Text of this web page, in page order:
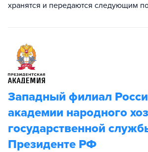
хранятся и передаются следующим
Западный филиал
академии народного
государственной
Президенте РФ